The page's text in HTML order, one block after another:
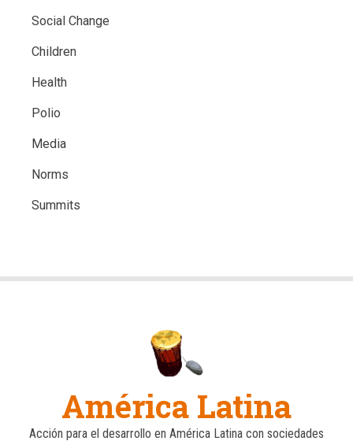
Social Change
Children
Health
Polio
Media
Norms
Summits
América Latina
Acción para el desarrollo en América Latina con sociedades